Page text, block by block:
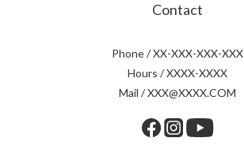
Contact
Phone / XX-XXX-XXX-XXX
Hours / XXXX-XXXX
Mail / XXX@XXXX.COM